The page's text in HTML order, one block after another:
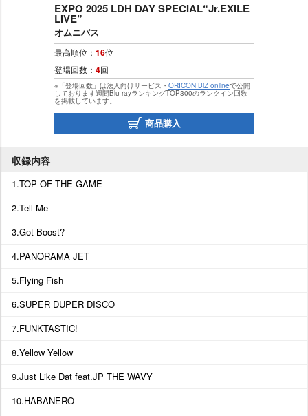
EXPO 2025 LDH DAY SPECIAL“Jr.EXILE
LIVE”
オムニバス
最高順位： 16位
登場回数： 4回
※「登場回数」は法人向けサービス・ ORICON BiZ onlineで公開
しております週間Blu-rayランキングTOP300のランクイン回数
を掲載しています。
商品購入
収録内容
1.TOP OF THE GAME
2.Tell Me
3.Got Boost?
4.PANORAMA JET
5.Flying Fish
6.SUPER DUPER DISCO
7.FUNKTASTIC!
8.Yellow Yellow
9.Just Like Dat feat.JP THE WAVY
10.HABANERO